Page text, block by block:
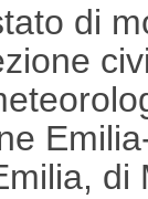
di
di